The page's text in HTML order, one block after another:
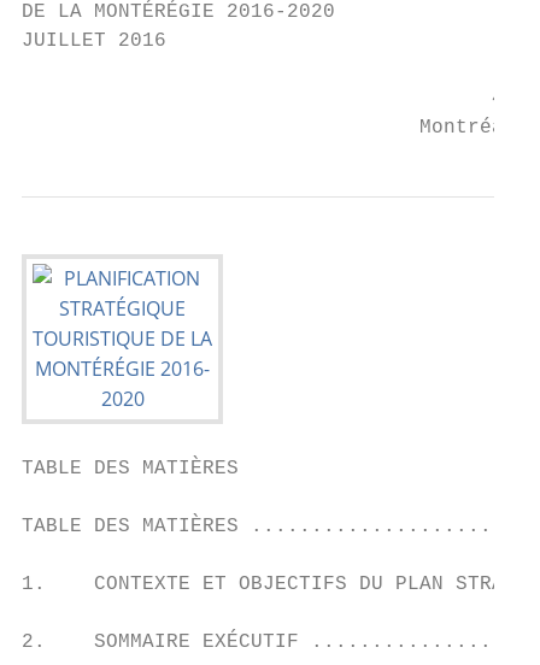
DE LA MONTÉRÉGIE 2016-2020
JUILLET 2016
Montréal
TABLE DES MATIÈRES
TABLE DES MATIÈRES
1.    CONTEXTE ET OBJECTIFS
2.    SOMMAIRE EXÉCUTIF